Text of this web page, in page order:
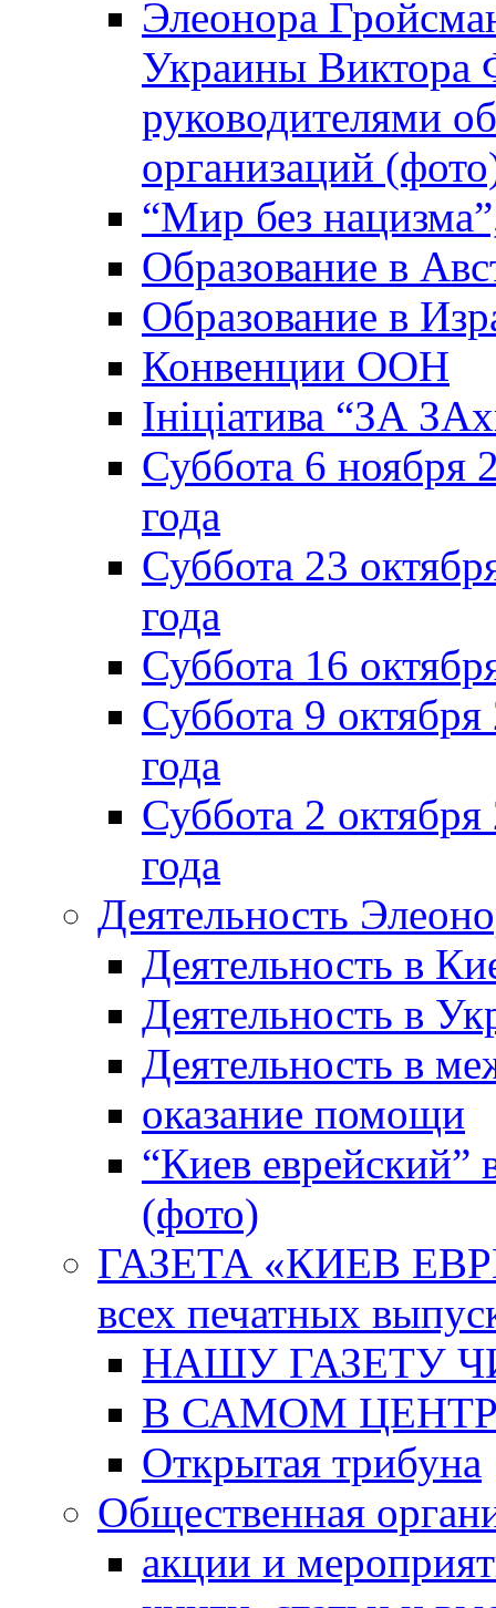
Элеонора
Украины Виктора
руководителями
организаций
“Мир без
Образование в
Образование в
Конвенции ООН
Ініціатива “ЗА
Суббота 6 ноября
года
Суббота 23
года
Суббота 16
Суббота 9
года
Суббота 2
года
Деятельность
Деятельность в
Деятельность в
Деятельность в
оказание помощи
“Киев еврейский”
(фото)
ГАЗЕТА «КИЕВ
всех печатных
НАШУ ГАЗЕТУ
В САМОМ
Открытая трибуна
Общественная
акции и